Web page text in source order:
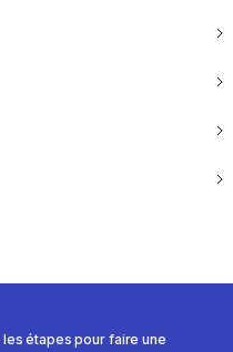
étapes pour faire une